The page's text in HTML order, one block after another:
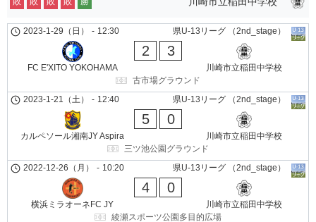
県U-13リーグ （2nd_stage）
2023-1-29（日） - 12:30
FC E'XITO YOKOHAMA
2 3
川崎市立稲田中学校
古市場グラウンド
県U-13リーグ （2nd_stage）
2023-1-21（土） - 12:40
カルペソール湘南JY Aspira
5 0
川崎市立稲田中学校
三ツ池公園グラウンド
県U-13リーグ （2nd_stage）
2022-12-26（月） - 10:20
横浜ミラオーネFC JY
4 0
川崎市立稲田中学校
綾瀬スポーツ公園多目的広場